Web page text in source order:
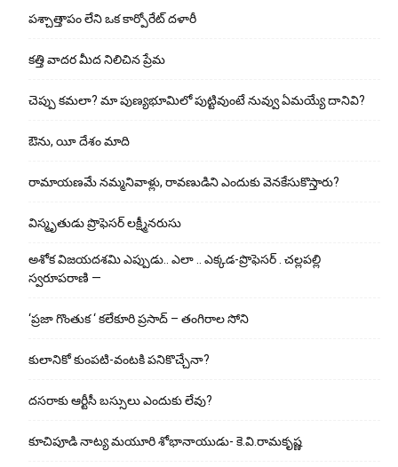
పశ్చాత్తాపం లేని ఒక కార్పోరేట్ దళారీ
కత్తి వాదర మీద నిలిచిన ప్రేమ
చెప్పు క‌మ‌లా? మా పుణ్యభూమిలో పుట్టివుంటే నువ్వు ఏమయ్యే దానివి?
ఔను, యీ దేశం మాది
రామాయణమే నమ్మనివాళ్లు, రావణుడిని ఎందుకు వెనకేసుకొస్తారు?
విస్మృతుడు ప్రొఫెసర్ లక్ష్మీనరుసు
అశోక విజ‌య‌ద‌శ‌మి ఎప్పుడు.. ఎలా .. ఎక్క‌డ‌-ప్రొఫెసర్ . చల్లపల్లి
స్వరూపరాణి —
‘ప్రజా గొంతుక ‘ కలేకూరి ప్రసాద్ – తంగిరాల సోని
కులానికో కుంప‌టి-వంట‌కి ప‌నికొచ్చేనా?
ద‌స‌రాకు ఆర్టీసీ బ‌స్సులు ఎందుకు లేవు?
కూచిపూడి నాట్య మ‌యూరి శోభానాయుడు- కె.వి.రామకృష్ణ